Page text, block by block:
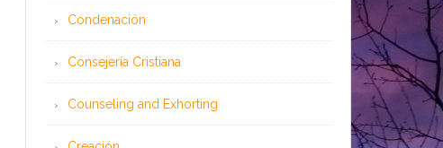
Condenación
Consejería Cristiana
Counseling and Exhorting